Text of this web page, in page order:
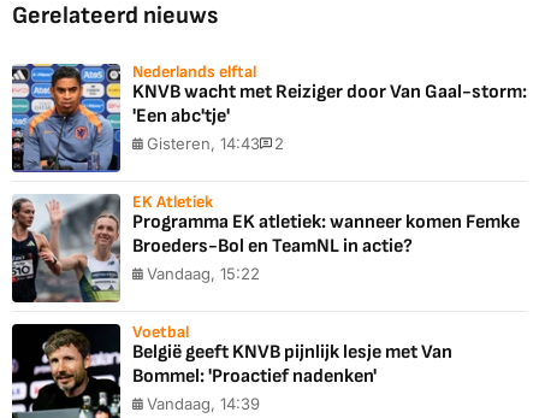
Gerelateerd nieuws
Nederlands elftal
KNVB wacht met Reiziger door Van Gaal-storm:
'Een abc'tje'
Gisteren, 14:43 2
EK Atletiek
Programma EK atletiek: wanneer komen Femke
Broeders-Bol en TeamNL in actie?
Vandaag, 15:22
Voetbal
België geeft KNVB pijnlijk lesje met Van
Bommel: 'Proactief nadenken'
Vandaag, 14:39